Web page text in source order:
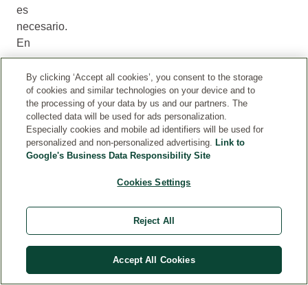
es
necesario.
En
casos
raros,
información
en
internet
puede
etiquetado
consultar
By clicking ‘Accept all cookies’, you consent to the storage
of cookies and similar technologies on your device and to
the processing of your data by us and our partners. The
collected data will be used for ads personalization.
Especially cookies and mobile ad identifiers will be used for
personalized and non-personalized advertising. Link to
Google's Business Data Responsibility Site
Cookies Settings
Reject All
Accept All Cookies